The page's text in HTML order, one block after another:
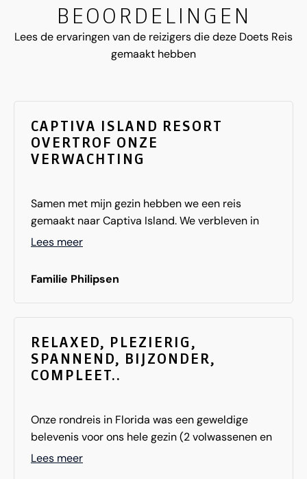
BEOORDELINGEN
Lees de ervaringen van de reizigers die deze Doets Reis
gemaakt hebben
CAPTIVA ISLAND RESORT
OVERTROF ONZE
VERWACHTING
Samen met mijn gezin hebben we een reis
gemaakt naar Captiva Island. We verbleven in
het South Seas Resort. Geweldige plek! Naast
Sanibel en de Everglades) hebben we heerlijk
kunnen relaxen op het strand en aan de rand van
het zwembad. Bedankt voor het regelen Kim!
Lees meer
Familie Philipsen
RELAXED, PLEZIERIG,
SPANNEND, BIJZONDER,
COMPLEET..
Onze rondreis in Florida was een geweldige
belevenis voor ons hele gezin (2 volwassenen en
2 kinderen van resp. 14 en 17 jaar oud). Voor de
Lees meer